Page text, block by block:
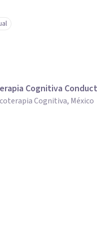
Cognitiva
Cognitiva, México